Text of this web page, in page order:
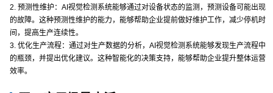
2. 预测性维护：AI视觉检测系统能够通过对设备状态的监测，预测设备可能出现
的故障。这种预测性维护的能力，能够帮助企业提前做好维护工作，减少停机时
间，提高生产连续性。
3. 优化生产流程：通过对生产数据的分析，AI视觉检测系统能够发现生产流程中
的瓶颈，并提出优化建议。这种智能化的决策支持，能够帮助企业提升整体运营
效率。